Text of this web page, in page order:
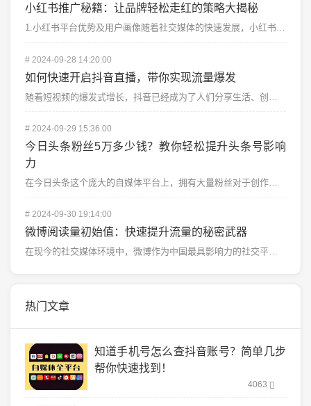
小红书推广秘籍：让品牌轻松走红的策略大揭秘
1.小红书平台优势及用户画像随着社交媒体的快速发展，小红书凭借其独特的内容生态和强大的社区氛围，成为...
# 2024-09-28 14:20:00
如何快速开启抖音直播，带你实现流量爆发
# 2024-09-29 15:36:00
今日头条粉丝5万多少钱？教你轻松提升头条号影响
力
在今日头条这个庞大的自媒体平台上，拥有大量粉丝对于创作者来说无疑是提升影响力、提高收益的关键。很多头...
# 2024-09-30 19:14:00
微博阅读量初始值：快速提升流量的秘密武器
在现今的社交媒体环境中，微博作为中国最具影响力的社交平台之一，拥有庞大的用户基础和极高的互动率。无论...
热门文章
知道手机号怎么查抖音账号？简单几步
帮你快速找到！
4063